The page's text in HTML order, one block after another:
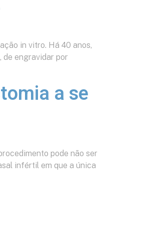
in vitro. Há 40 anos,
de engravidar por
a se
pode não ser
infértil em que a única